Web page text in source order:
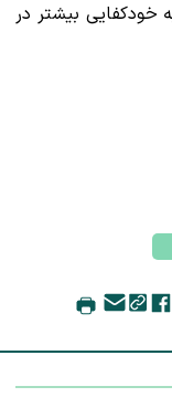
خودکفایی بیشتر در